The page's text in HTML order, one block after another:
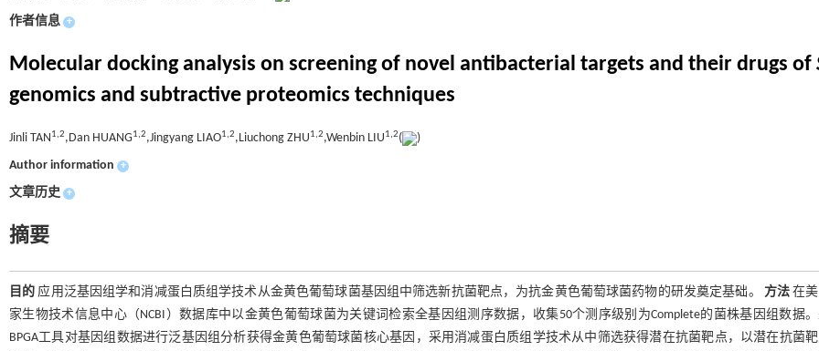
作者信息 +
Molecular docking analysis on screening of novel antibacterial targets and their drugs of
genomics and subtractive proteomics techniques
Jinli TAN1,2,Dan HUANG1,2,Jingyang LIAO1,2,Liuchong ZHU1,2,Wenbin LIU1,2(
)
Author information
+
文章历史 +
摘要
目的 应用泛基因组学和消减蛋白质组学技术从金黄色葡萄球菌基因组中筛选新抗菌靶点，为抗金黄色葡萄球菌药物的研发奠定基础。 方法 在
家生物技术信息中心（NCBI）数据库中以金黄色葡萄球菌为关键词检索全基因组测序数据，收集50个测序级别为Complete的菌株基因组数据
BPGA工具对基因组数据进行泛基因组分析获得金黄色葡萄球菌核心基因，采用消减蛋白质组学技术从中筛选获得潜在抗菌靶点，以潜在抗菌